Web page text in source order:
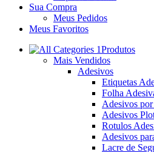
Sua Compra
Meus Pedidos
Meus Favoritos
Produtos
Mais Vendidos
Adesivos
Etiquetas
Folha
Adesivos
Adesivos
Rotulos
Adesivos
Lacre de